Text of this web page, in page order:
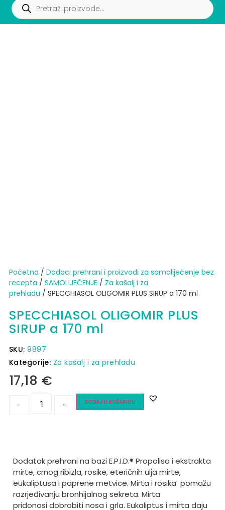
Početna / Dodaci prehrani i proizvodi za samoliječenje bez
recepta / SAMOLIJEČENJE / Za kašalj i za
prehladu / SPECCHIASOL OLIGOMIR PLUS SIRUP a 170 ml
SPECCHIASOL OLIGOMIR PLUS
SIRUP a 170 ml
SKU:9897
Kategorije: Za kašalj i za prehladu
17,18 €
- + DODAJ U KOŠARICU
Dodatak prehrani na bazi E.P.I.D.® Propolisa i ekstrakta
mirte, crnog ribizla, rosike, eteričnih ulja mirte,
eukaliptusa i paprene metvice. Mirta i rosika pomažu
razrjeđivanju bronhijalnog sekreta. Mirta
pridonosi dobrobiti nosa i grla. Eukaliptus i mirta daju